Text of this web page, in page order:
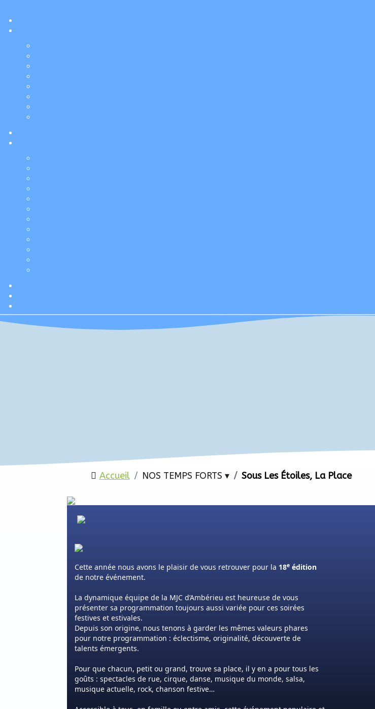
Accueil NOS TEMPS FORTS ▾ Sous Les Étoiles, La Place
Cette année nous avons le plaisir de vous retrouver pour la 18e édition
de notre événement.
La dynamique équipe de la MJC d’Ambérieu est heureuse de vous
présenter sa programmation toujours aussi variée pour ces soirées
festives et estivales.
Depuis son origine, nous tenons à garder les mêmes valeurs phares
pour notre programmation : éclectisme, originalité, découverte de
talents émergents.
Pour que chacun, petit ou grand, trouve sa place, il y en a pour tous les
goûts : spectacles de rue, cirque, danse, musique du monde, salsa,
musique actuelle, rock, chanson festive…